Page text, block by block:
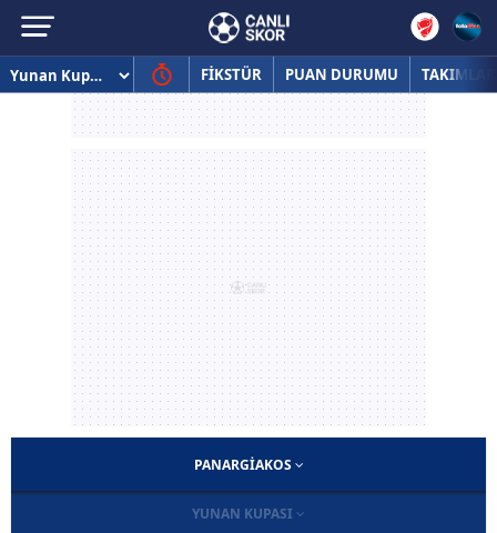
FİKSTÜR PUAN DURUMU TAKIMLAR
PANARGIAKOS
YUNAN KUPASI